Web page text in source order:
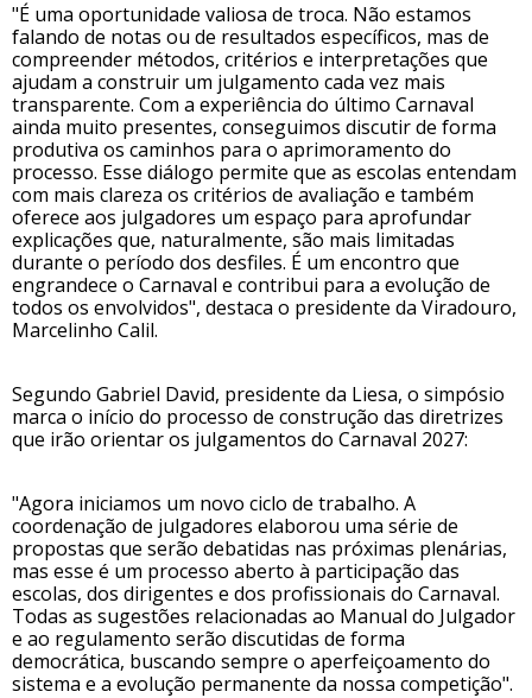
"É uma oportunidade valiosa de troca. Não estamos
falando de notas ou de resultados específicos, mas de
compreender métodos, critérios e interpretações que
ajudam a construir um julgamento cada vez mais
transparente. Com a experiência do último Carnaval
ainda muito presentes, conseguimos discutir de forma
produtiva os caminhos para o aprimoramento do
processo. Esse diálogo permite que as escolas entendam
com mais clareza os critérios de avaliação e também
oferece aos julgadores um espaço para aprofundar
explicações que, naturalmente, são mais limitadas
durante o período dos desfiles. É um encontro que
engrandece o Carnaval e contribui para a evolução de
todos os envolvidos", destaca o presidente da Viradouro,
Marcelinho Calil.
Segundo Gabriel David, presidente da Liesa, o simpósio
marca o início do processo de construção das diretrizes
que irão orientar os julgamentos do Carnaval 2027:
"Agora iniciamos um novo ciclo de trabalho. A
coordenação de julgadores elaborou uma série de
propostas que serão debatidas nas próximas plenárias,
mas esse é um processo aberto à participação das
escolas, dos dirigentes e dos profissionais do Carnaval.
Todas as sugestões relacionadas ao Manual do Julgador
e ao regulamento serão discutidas de forma
democrática, buscando sempre o aperfeiçoamento do
sistema e a evolução permanente da nossa competição".